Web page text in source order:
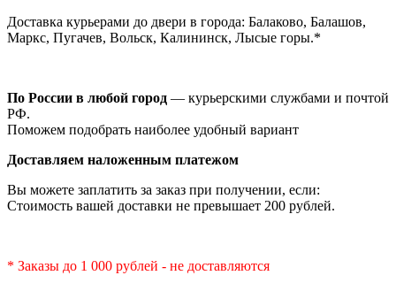
Доставка курьерами до двери в города: Балаково, Балашов,
Маркс, Пугачев, Вольск, Калининск, Лысые горы.*
По России в любой город — курьерскими службами и почтой
РФ.
Поможем подобрать наиболее удобный вариант
Доставляем наложенным платежом
Вы можете заплатить за заказ при получении, если:
Стоимость вашей доставки не превышает 200 рублей.
* Заказы до 1 000 рублей - не доставляются